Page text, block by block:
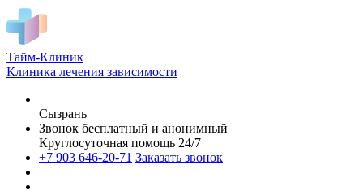
Тайм-Клиник
Клиника лечения зависимости
Сызрань
Звонок бесплатный и анонимный
Круглосуточная помощь 24/7
+7 903 646-20-71 Заказать звонок